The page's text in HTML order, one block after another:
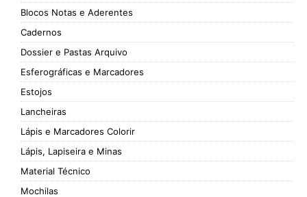
Blocos Notas e Aderentes
Cadernos
Dossier e Pastas Arquivo
Esferográficas e Marcadores
Estojos
Lancheiras
Lápis e Marcadores Colorir
Lápis, Lapiseira e Minas
Material Técnico
Mochilas